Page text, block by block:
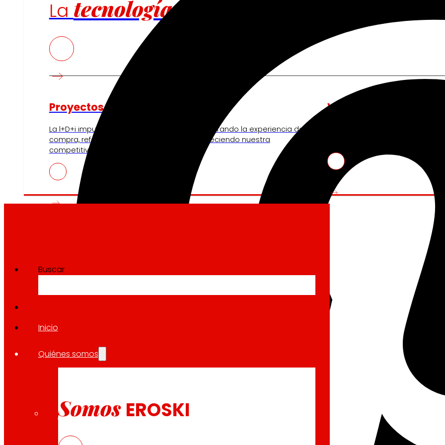
La tecnologíaque
Proyectos de innovación
La l+D+i impulsa nuestra transformación, mejorando la experiencia de
compra, reforzando la sostenibilidad y fortaleciendo nuestra
competitividad.
Venture Program
De las ideas a la acción,
Buscar
Inicio
Quiénes somos
Somos EROSKI